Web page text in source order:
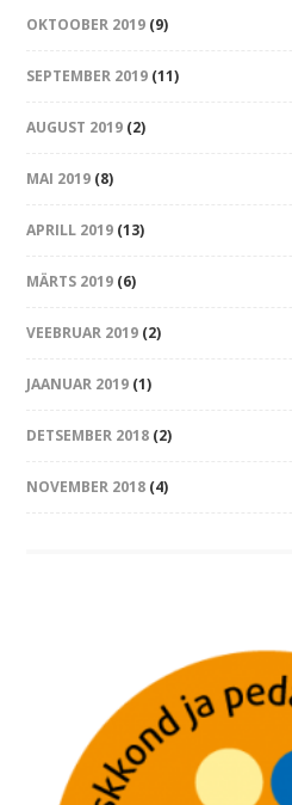
OKTOOBER 2019 (9)
SEPTEMBER 2019 (11)
AUGUST 2019 (2)
MAI 2019 (8)
APRILL 2019 (13)
MÄRTS 2019 (6)
VEEBRUAR 2019 (2)
JAANUAR 2019 (1)
DETSEMBER 2018 (2)
NOVEMBER 2018 (4)